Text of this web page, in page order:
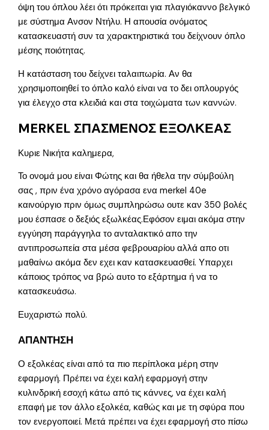
όψη του όπλου λέει ότι πρόκειται για πλαγιόκαννο βελγικό
με σύστημα Ανσον Ντήλυ. Η απουσία ονόματος
κατασκευαστή συν τα χαρακτηριστικά του δείχνουν όπλο
μέσης ποιότητας.
Η κατάσταση του δείχνει ταλαιπωρία. Αν θα
χρησιμοποιηθεί το όπλο καλό είναι να το δει οπλουργός
για έλεγχο στα κλειδιά και στα τοιχώματα των καννών.
MERKEL ΣΠΑΣΜΕΝΟΣ ΕΞΟΛΚΕΑΣ
Κυριε Νικήτα καλημερα,
Το ονομά μου είναι Φώτης και θα ήθελα την σύμβούλη
σας , πριν ένα χρόνο αγόρασα ενα merkel 40e
καινούργιο πριν όμως συμπληρώσω ουτε καν 350 βολές
μου έσπασε ο δεξιός εξωλκέας.Εφόσον ειμαι ακόμα στην
εγγύηση παράγγηλα το ανταλακτικό απο την
αντιπροσωπεία στα μέσα φεβρουαρίου αλλά απο οτι
μαθαίνω ακόμα δεν εχει καν κατασκευασθεί. Υπαρχει
κάποιος τρόπος να βρώ αυτο το εξάρτημα ή να το
κατασκευάσω.
Ευχαριστώ πολύ.
ΑΠΑΝΤΗΣΗ
Ο εξολκέας είναι από τα πιο περίπλοκα μέρη στην
εφαρμογή. Πρέπει να έχει καλή εφαρμογή στην
κυλινδρική εσοχή κάτω από τις κάννες, να έχει καλή
επαφή με τον άλλο εξολκέα, καθώς και με τη σφύρα που
τον ενεργοποιεί. Μετά πρέπει να έχει εφαρμογή στο πίσω